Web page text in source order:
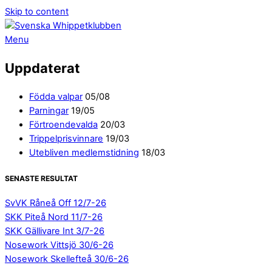
Skip to content
Menu
Uppdaterat
Födda valpar 05/08
Parningar 19/05
Förtroendevalda 20/03
Trippelprisvinnare 19/03
Utebliven medlemstidning 18/03
SENASTE RESULTAT
SvVK Råneå Off 12/7-26
SKK Piteå Nord 11/7-26
SKK Gällivare Int 3/7-26
Nosework Vittsjö 30/6-26
Nosework Skellefteå 30/6-26